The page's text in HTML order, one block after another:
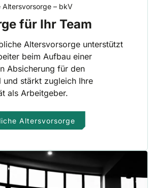
Altersvorsorge – bkV
für Ihr Team
Altersvorsorge unterstützt
beim Aufbau einer
Absicherung für den
und stärkt zugleich Ihre
als Arbeitgeber.
Altersvorsorge